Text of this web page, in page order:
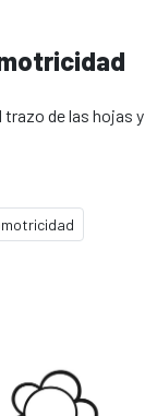
trazo de las hojas y